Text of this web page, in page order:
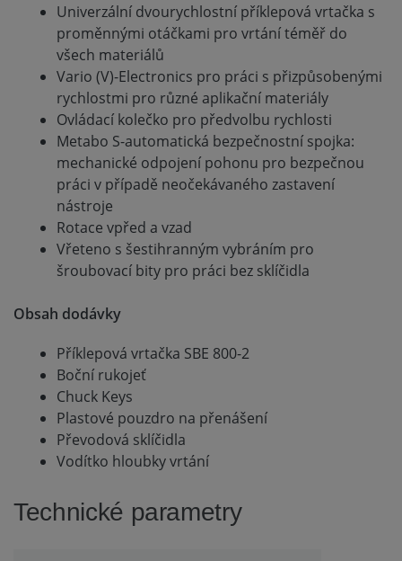
Univerzální dvourychlostní příklepová vrtačka s
proměnnými otáčkami pro vrtání téměř do
všech materiálů
Vario (V)-Electronics pro práci s přizpůsobenými
rychlostmi pro různé aplikační materiály
Ovládací kolečko pro předvolbu rychlosti
Metabo S-automatická bezpečnostní spojka:
mechanické odpojení pohonu pro bezpečnou
práci v případě neočekávaného zastavení
nástroje
Rotace vpřed a vzad
Vřeteno s šestihranným vybráním pro
šroubovací bity pro práci bez sklíčidla
Obsah dodávky
Příklepová vrtačka SBE 800-2
Boční rukojeť
Chuck Keys
Plastové pouzdro na přenášení
Převodová sklíčidla
Vodítko hloubky vrtání
Technické parametry